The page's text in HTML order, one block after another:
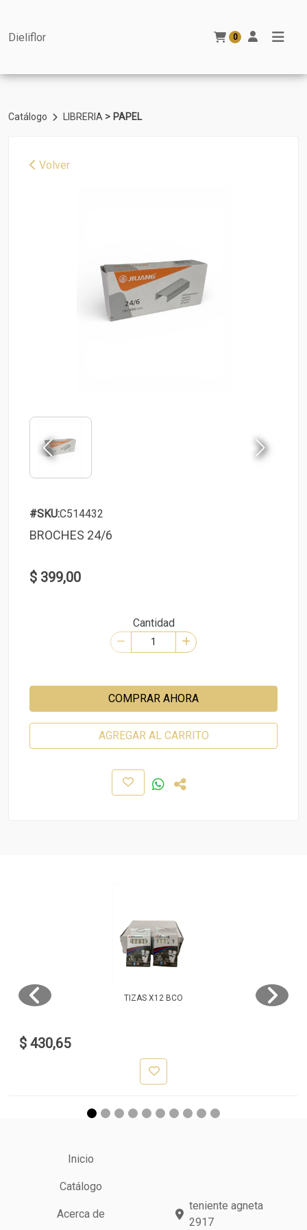
Dieliflor 0
Catálogo LIBRERIA > PAPEL
Volver
#SKU:C514432
BROCHES 24/6
$ 399,00
Cantidad
COMPRAR AHORA
AGREGAR AL CARRITO
TIZAS X12 BCO
$ 430,65
Inicio
Catálogo
Acerca de
teniente agneta
2917